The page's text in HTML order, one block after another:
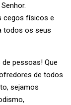
cegos físicos e
todos os seus
pessoas! Que
de todos
sejamos